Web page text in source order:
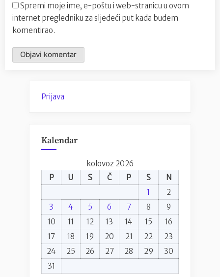
Spremi moje ime, e-poštu i web-stranicu u ovom
internet pregledniku za sljedeći put kada budem
komentirao.
Prijava
Kalendar
kolovoz 2026
P
U S Č P S
N
1
2
3
4 5 6 7 8
9
10
11 12 13 14 15
16
17
18 19 20 21 22
23
24
25 26 27 28 29
30
31